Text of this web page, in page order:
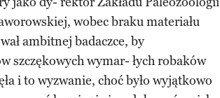
wobec braku materiału
ambitnej badaczce, by
szczękowych wymar- łych robaków
i to wyzwanie, choć było wyjątkowo